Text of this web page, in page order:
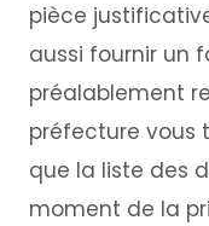
pièce
aussi fournir un
préalablement
préfecture vous
que la liste des
moment de la